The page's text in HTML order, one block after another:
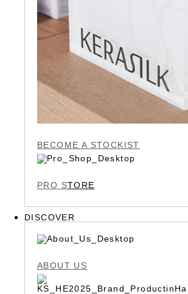
BECOME A STOCKIST
PRO STORE
DISCOVER
ABOUT US